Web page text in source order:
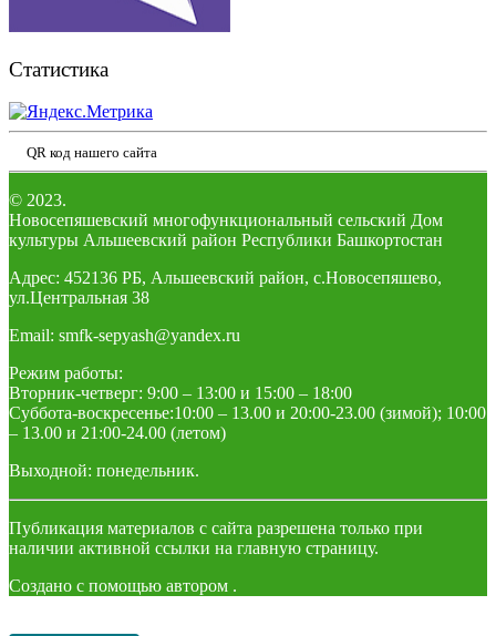
Статистика
QR код нашего сайта
© 2023.
Новосепяшевский многофункциональный сельский Дом
культуры Альшеевский район Республики Башкортостан
Адрес: 452136 РБ, Альшеевский район, с.Новосепяшево,
ул.Центральная 38
Email: smfk-sepyash@yandex.ru
Режим работы:
Вторник-четверг: 9:00 – 13:00 и 15:00 – 18:00
Суббота-воскресенье:10:00 – 13.00 и 20:00-23.00 (зимой); 10:00
– 13.00 и 21:00-24.00 (летом)
Выходной: понедельник.
Публикация материалов с сайта разрешена только при
наличии активной ссылки на главную страницу.
Создано с помощью автором .